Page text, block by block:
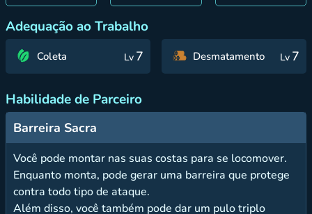
Adequação ao Trabalho
Coleta Lv 7 Desmatamento Lv 7
Habilidade de Parceiro
Barreira Sacra
Você pode montar nas suas costas para se locomover.
Enquanto monta, pode gerar uma barreira que protege
contra todo tipo de ataque.
Além disso, você também pode dar um pulo triplo